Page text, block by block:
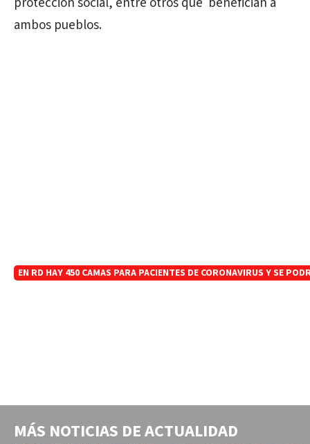
ambos pueblos.
EN RD HAY 450 CAMAS PARA PACIENTES DE CORONAVIRUS Y SE
MÁS NOTICIAS DEACTUALIDAD